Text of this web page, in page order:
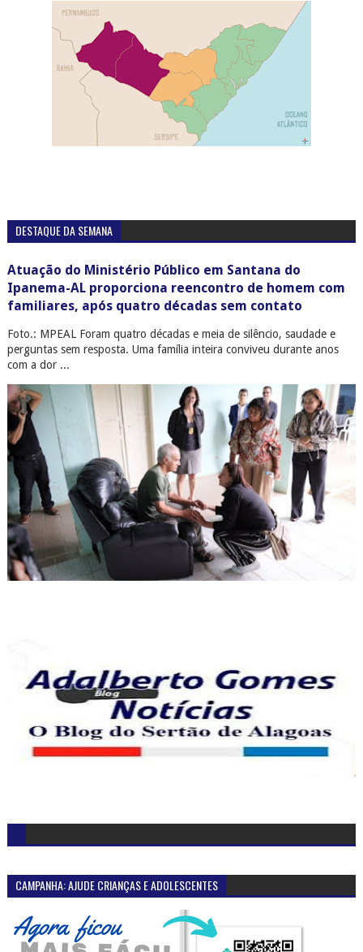
DESTAQUE DA SEMANA
Atuação do Ministério Público em Santana do
Ipanema-AL proporciona reencontro de homem com
familiares, após quatro décadas sem contato
Foto.: MPEAL Foram quatro décadas e meia de silêncio, saudade e
perguntas sem resposta. Uma família inteira conviveu durante anos
com a dor ...
CAMPANHA: AJUDE CRIANÇAS E ADOLESCENTES